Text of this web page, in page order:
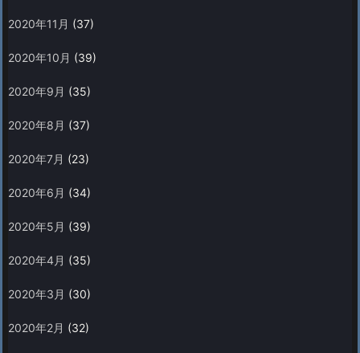
2020年11月 (37)
2020年10月 (39)
2020年9月 (35)
2020年8月 (37)
2020年7月 (23)
2020年6月 (34)
2020年5月 (39)
2020年4月 (35)
2020年3月 (30)
2020年2月 (32)